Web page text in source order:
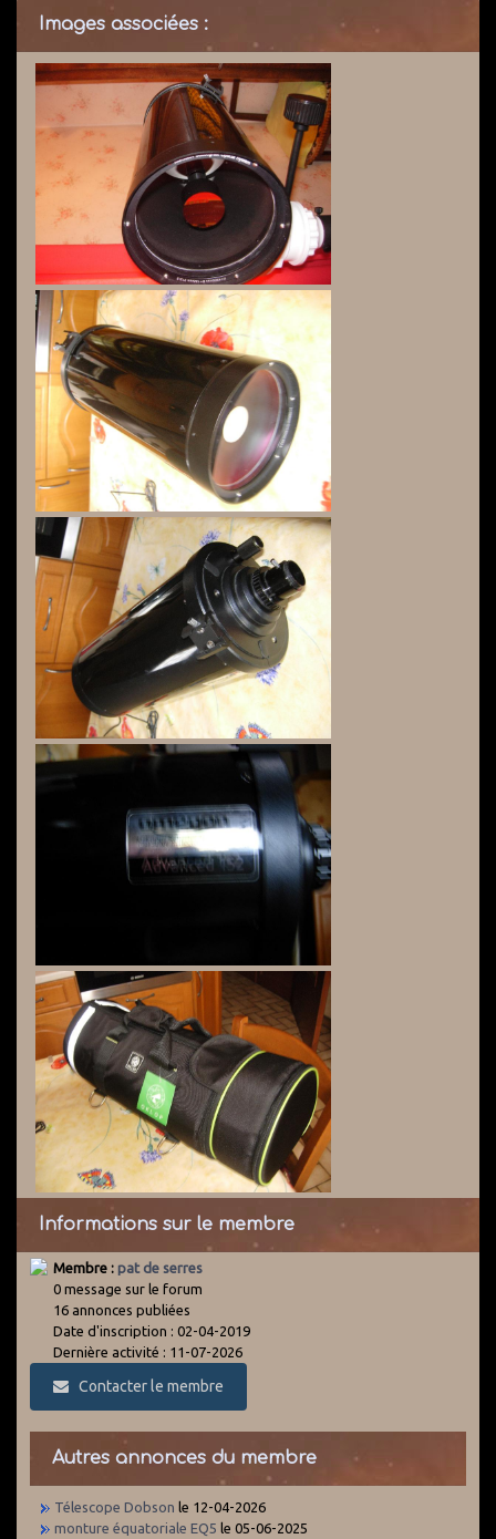
Images associées :
Informations sur le membre
Membre : pat de serres
0 message sur le forum
16 annonces publiées
Date d'inscription : 02-04-2019
Dernière activité : 11-07-2026
Contacter le membre
Autres annonces du membre
Télescope Dobson le 12-04-2026
monture équatoriale EQ5 le 05-06-2025